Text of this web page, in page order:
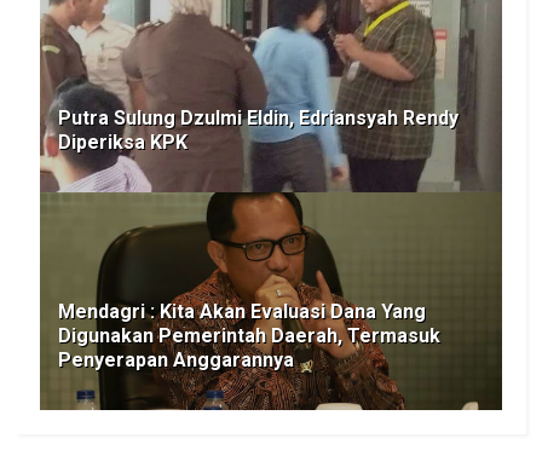
Putra Sulung Dzulmi Eldin, Edriansyah Rendy
Diperiksa KPK
Mendagri : Kita Akan Evaluasi Dana Yang
Digunakan Pemerintah Daerah, Termasuk
Penyerapan Anggarannya